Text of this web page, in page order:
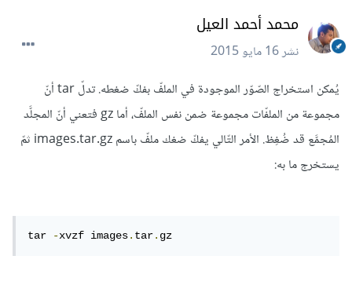
محمد أحمد العيل
نشر16 مايو 2015
يُمكن استخراج الصّوّر الموجودة في الملفّ بفكّ ضغطه. تدلّ tar أنّ
مجموعة من الملفّات مجموعة ضمن نفس الملفّ، أما gz فتعني أنّ المجلَّد
المُجمَّع قد ضُغِظ. الأمر التّالي يفكّ ضغك ملفّ باسم images.tar.gz ثمّ
يستخرج ما به:
tar -xvzf images.tar.gz